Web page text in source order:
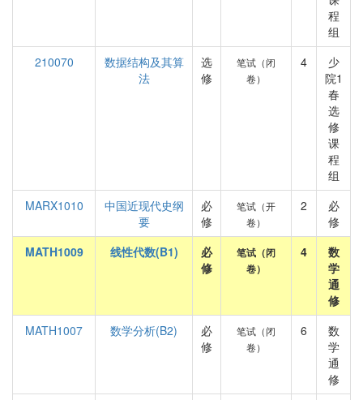
程
组
210070
数据结构及其算
法
选
修
笔试（闭
卷）
4
少
院1
春
选
修
课
程
组
MARX1010
中国近现代史纲
要
必
修
笔试（开
卷）
2
必
修
MATH1009
线性代数(B1)
必
修
笔试（闭
卷）
4
数
学
通
修
MATH1007
数学分析(B2)
必
修
笔试（闭
卷）
6
数
学
通
修